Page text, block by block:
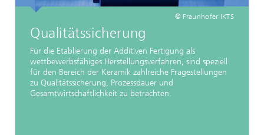
© Fraunhofer IKTS
Qualitätssicherung
Für die Etablierung der Additiven Fertigung als
wettbewerbsfähiges Herstellungsverfahren, sind speziell
für den Bereich der Keramik zahlreiche Fragestellungen
zu Qualitätssicherung, Prozessdauer und
Gesamtwirtschaftlichkeit zu betrachten.